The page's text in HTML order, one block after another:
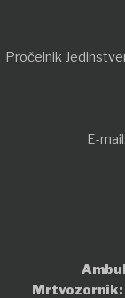
Pročelnik
E-mail:
Mrtvozornik: